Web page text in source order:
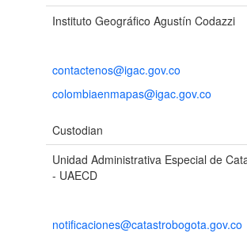
Instituto Geográfico Agustín Codazzi
contactenos@igac.gov.co
colombiaenmapas@igac.gov.co
Custodian
Unidad Administrativa Especial de
- UAECD
notificaciones@catastrobogota.gov.co